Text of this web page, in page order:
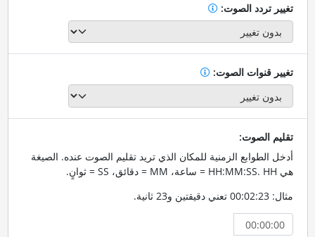
تغيير تردد الصوت:
تغيير قنوات الصوت:
تقليم الصوت:
أدخل الطوابع الزمنية للمكان الذي تريد تقليم الصوت عنده. الصيغة
هي HH:MM:SS. HH = ساعة، MM = دقائق، SS = ثوانٍ.
مثال: 00:02:23 تعني دقيقتين و23 ثانية.